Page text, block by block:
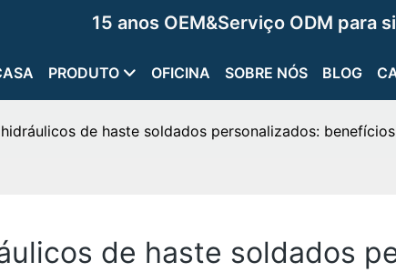
15 anos OEM&Serviço ODM para
PRODUTO OFICINA SOBRE NÓS BLOG
de haste soldados personalizados:
de haste soldados